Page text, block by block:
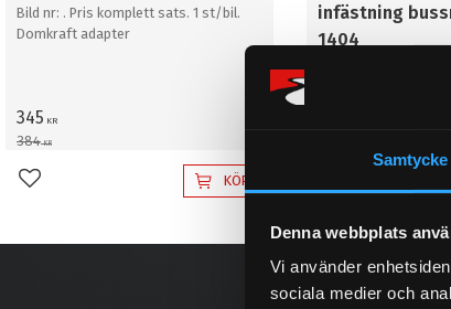
Samtycke
Denna webbplats
Vi använder
sociala medier och
Bild nr: . Pris komplett sats. 1 st/bil.
Domkraft adapter
345 KR
384KR
Lägg till i favoriter KÖP
infästning
1404
Lägg till i